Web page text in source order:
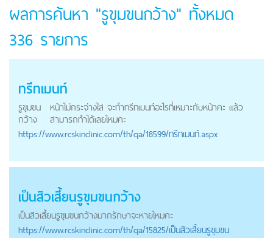
ผลการค้นหา "รูขุมขนกว้าง" ทั้งหมด
336 รายการ
ทรีทเมนท์
รูขุมขน
กว้าง
หน้าไม่กระจ่างใส จะทำทรีทเมนท์อะไรที่เหมาะกับหน้าคะ แล้ว
สามารถทำได้เลยไหมคะ
https://www.rcskinclinic.com/th/qa/18599/ทรีทเมนท์.aspx
เป็นสิวเสี้ยนรูขุมขนกว้าง
เป็นสิวเสี้ยนรูขุมขนกว้างมากรักษาจะหายไหมคะ
https://www.rcskinclinic.com/th/qa/15825/เป็นสิวเสี้ยนรูขุมขน